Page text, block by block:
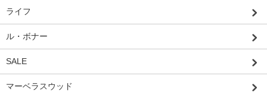
ライフ
ル・ボナー
SALE
マーベラスウッド